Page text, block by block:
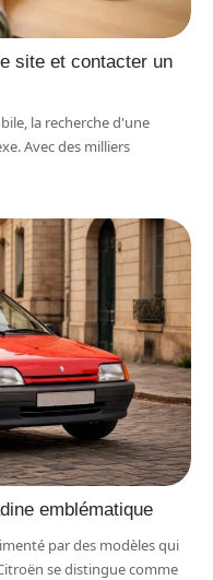
site et contacter un
la recherche d'une
Avec des milliers
emblématique
par des modèles qui
se distingue comme